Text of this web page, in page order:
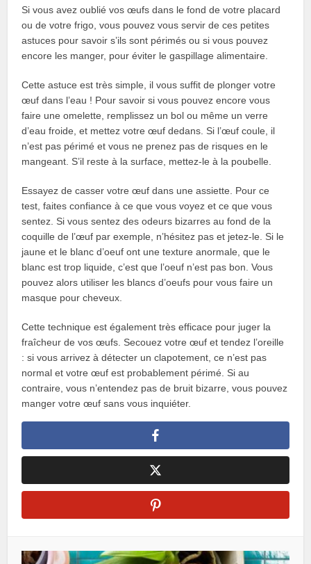
Si vous avez oublié vos œufs dans le fond de votre placard
ou de votre frigo, vous pouvez vous servir de ces petites
astuces pour savoir s’ils sont périmés ou si vous pouvez
encore les manger, pour éviter le gaspillage alimentaire.
Cette astuce est très simple, il vous suffit de plonger votre
œuf dans l’eau ! Pour savoir si vous pouvez encore vous
faire une omelette, remplissez un bol ou même un verre
d’eau froide, et mettez votre œuf dedans. Si l’œuf coule, il
n’est pas périmé et vous ne prenez pas de risques en le
mangeant. S’il reste à la surface, mettez-le à la poubelle.
Essayez de casser votre œuf dans une assiette. Pour ce
test, faites confiance à ce que vous voyez et ce que vous
sentez. Si vous sentez des odeurs bizarres au fond de la
coquille de l’œuf par exemple, n’hésitez pas et jetez-le. Si le
jaune et le blanc d’oeuf ont une texture anormale, que le
blanc est trop liquide, c’est que l’oeuf n’est pas bon. Vous
pouvez alors utiliser les blancs d’oeufs pour vous faire un
masque pour cheveux.
Cette technique est également très efficace pour juger la
fraîcheur de vos œufs. Secouez votre œuf et tendez l’oreille
: si vous arrivez à détecter un clapotement, ce n’est pas
normal et votre œuf est probablement périmé. Si au
contraire, vous n’entendez pas de bruit bizarre, vous pouvez
manger votre œuf sans vous inquiéter.